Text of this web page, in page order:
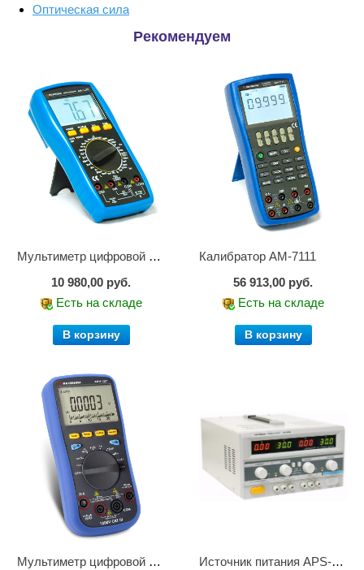
Оптическая сила
Рекомендуем
Мультиметр цифровой АМ-1083
10 980,00 руб.
Есть на складе
В корзину
Калибратор АМ-7111
56 913,00 руб.
Есть на складе
В корзину
Мультиметр цифровой АММ-1221
Источник питания APS-2236